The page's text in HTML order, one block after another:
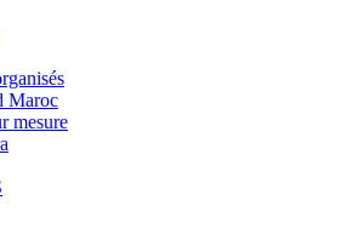
Maroc
mesure